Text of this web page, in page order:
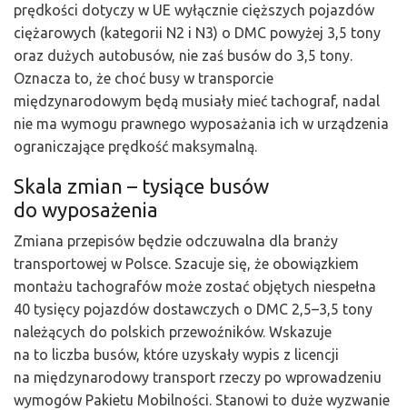
prędkości dotyczy w UE wyłącznie cięższych pojazdów
ciężarowych (kategorii N2 i N3) o DMC powyżej 3,5 tony
oraz dużych autobusów, nie zaś busów do 3,5 tony.
Oznacza to, że choć busy w transporcie
międzynarodowym będą musiały mieć tachograf, nadal
nie ma wymogu prawnego wyposażania ich w urządzenia
ograniczające prędkość maksymalną.
Skala zmian – tysiące busów
do wyposażenia
Zmiana przepisów będzie odczuwalna dla branży
transportowej w Polsce. Szacuje się, że obowiązkiem
montażu tachografów może zostać objętych niespełna
40 tysięcy pojazdów dostawczych o DMC 2,5–3,5 tony
należących do polskich przewoźników. Wskazuje
na to liczba busów, które uzyskały wypis z licencji
na międzynarodowy transport rzeczy po wprowadzeniu
wymogów Pakietu Mobilności. Stanowi to duże wyzwanie